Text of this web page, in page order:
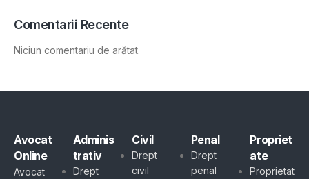
Comentarii Recente
Niciun comentariu de arătat.
Avocat
Online
Avocat
Adminis
trativ
Drept
Civil
Drept
civil
Penal
Drept
penal
Propriet
ate
Proprietat